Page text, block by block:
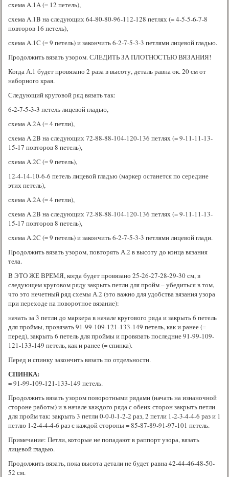
схема A.1A (= 12 петель),
схема A.1B на следующих 64-80-80-96-112-128 петлях (= 4-5-5-6-7-8
повторов 16 петель),
схема A.1C (= 9 петель) и закончить 6-2-7-5-3-3 петлями лицевой гладью.
Продолжить вязать узором. СЛЕДИТЬ ЗА ПЛОТНОСТЬЮ ВЯЗАНИЯ!
Когда А.1 будет провязано 2 раза в высоту, деталь равна ок. 20 см от
наборного края.
Следующий круговой ряд вязать так:
6-2-7-5-3-3 петель лицевой гладью,
схема A.2A (= 4 петли),
схема A.2B на следующих 72-88-88-104-120-136 петлях (= 9-11-11-13-
15-17 повторов 8 петель),
схема A.2C (= 9 петель),
12-4-14-10-6-6 петель лицевой гладью (маркер останется по середине
этих петель),
схема A.2A (= 4 петли),
схема A.2B на следующих 72-88-88-104-120-136 петлях (= 9-11-11-13-
15-17 повторов 8 петель),
схема A.2C (= 9 петель) и закончить 6-2-7-5-3-3 петлями лицевой глади.
Продолжить вязать узором, повторять А.2 в высоту до конца вязания
тела.
В ЭТО ЖЕ ВРЕМЯ, когда будет провязано 25-26-27-28-29-30 см, в
следующем круговом ряду закрыть петли для пройм – убедиться в том,
что это нечетный ряд схемы А.2 (это важно для удобства вязания узора
при переходе на поворотное вязание):
начать за 3 петли до маркера в начале кругового ряда и закрыть 6 петель
для проймы, провязать 91-99-109-121-133-149 петель, как и ранее (=
перед), закрыть 6 петель для проймы и провязать последние 91-99-109-
121-133-149 петель, как и ранее (= спинка).
Перед и спинку закончить вязать по отдельности.
СПИНКА:
= 91-99-109-121-133-149 петель.
Продолжить вязать узором поворотными рядами (начать на изнаночной
стороне работы) и в начале каждого ряда с обеих сторон закрыть петли
для пройм так: закрыть 3 петли 0-0-0-1-2-2 раз, 2 петли 1-2-3-4-4-6 раз и 1
петлю 1-2-4-4-4-6 раз с каждой стороны = 85-87-89-91-97-101 петель.
Примечание: Петли, которые не попадают в раппорт узора, вязать
лицевой гладью.
Продолжить вязать, пока высота детали не будет равна 42-44-46-48-50-
52 см.